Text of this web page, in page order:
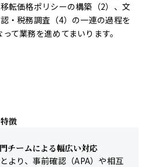
転価格ポリシーの構築（2）、文
・税務調査（4）の一連の過程を
て業務を進めてまいります。
徴
チームによる幅広い対応
より、事前確認（APA）や相互